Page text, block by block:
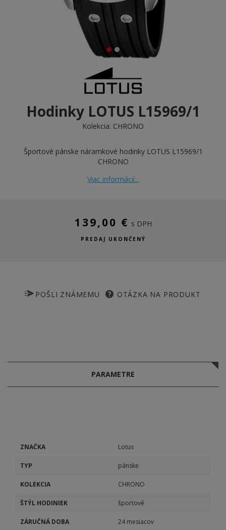
Hodinky LOTUS L15969/1
Kolekcia: CHRONO
Športové pánske náramkové hodinky LOTUS L15969/1
CHRONO
Viac informácií...
139,00 € s DPH
PREDAJ UKONČENÝ
POŠLI ZNÁMEMU OTÁZKA NA PRODUKT
PARAMETRE
ZNAČKA Lotus
TYP pánske
KOLEKCIA CHRONO
ŠTÝL HODINIEK športové
ZÁRUČNÁ DOBA 24 mesiacov